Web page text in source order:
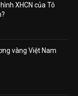
XHCN của Tô
vàng Việt Nam